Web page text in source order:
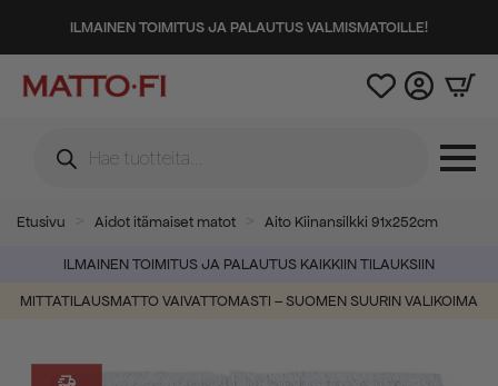
ILMAINEN TOIMITUS JA PALAUTUS VALMISMATOILLE!
search
Etusivu Aidot itämaiset matot Aito Kiinansilkki 91x252cm
ILMAINEN TOIMITUS JA PALAUTUS KAIKKIIN TILAUKSIIN
MITTATILAUSMATTO VAIVATTOMASTI – SUOMEN SUURIN VALIKOIMA